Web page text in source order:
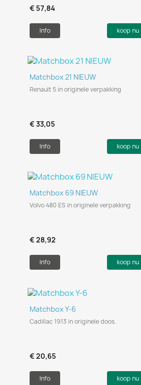
€ 57,84
Info koop nu
Snel bekijken
Matchbox 21 NIEUW
Renault 5 in originele verpakking
€ 33,05
Info koop nu
Snel bekijken
Matchbox 69 NIEUW
Volvo 480 ES in originele verpakking
€ 28,92
Info koop nu
Snel bekijken
Matchbox Y-6
Cadillac 1913 in originele doos.
€ 20,65
Info koop nu